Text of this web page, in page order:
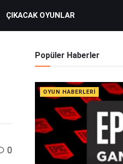
ÇIKACAK OYUNLAR
0
Popüler Haberler
OYUN HABERLERI